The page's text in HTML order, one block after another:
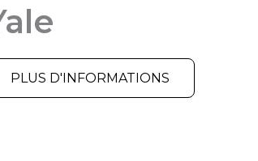
PLUS D'INFORMATIONS